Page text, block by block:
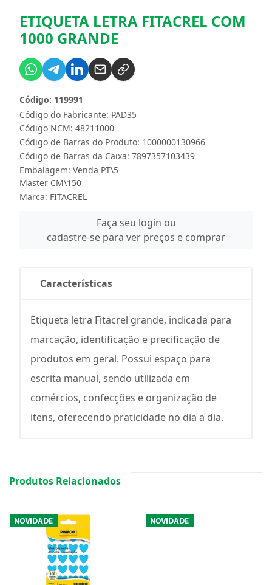
ETIQUETA LETRA FITACREL COM
1000 GRANDE
Código do Fabricante: PAD35
Código: 119991
Código NCM: 48211000
Código de Barras do Produto: 1000000130966
Código de Barras da Caixa: 7897357103439
Embalagem: Venda PT\5
Master CM\150
Marca: FITACREL
Faça seu login ou
cadastre-se para ver preços e comprar
Características
Etiqueta letra Fitacrel grande, indicada para
marcação, identificação e precificação de
produtos em geral. Possui espaço para
escrita manual, sendo utilizada em
comércios, confecções e organização de
itens, oferecendo praticidade no dia a dia.
Produtos Relacionados